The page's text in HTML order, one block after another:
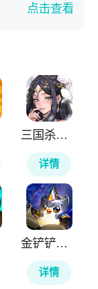
点击查看
三国杀武将觉醒
详情
金铲铲之战国际服
详情